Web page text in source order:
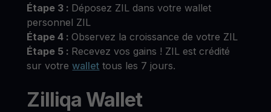
Étape 3 : Déposez ZIL dans votre wallet
personnel ZIL
Étape 4 :Observez la croissance de votre ZIL
Étape 5 : Recevez vos gains ! ZIL est crédité
sur votrewallet tous les 7 jours.
Zilliqa Wallet